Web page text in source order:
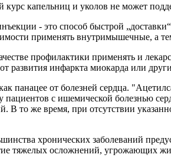
капельниц и уколов не может
- это способ быстрой
применять внутримышечные, а
профилактики применять и
развития инфаркта миокарда или
панацее от болезней сердца.
пациентов с ишемической болезнью
В то же время, при отсутствии
хронических заболеваний
тяжелых осложнений, угрожающих